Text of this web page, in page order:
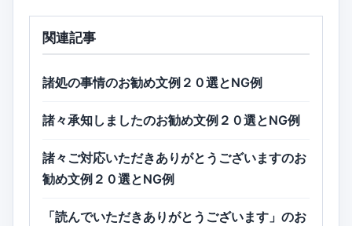
関連記事
諸処の事情のお勧め文例２０選とNG例
諸々承知しましたのお勧め文例２０選とNG例
諸々ご対応いただきありがとうございますのお
勧め文例２０選とNG例
「読んでいただきありがとうございます」のお